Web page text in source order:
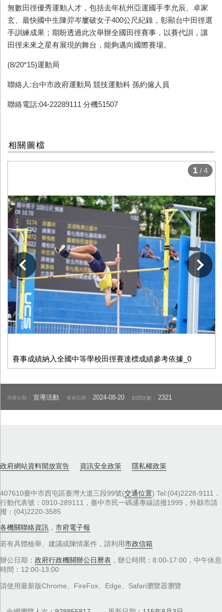
無數田徑優秀運動人才，包括去年杭州亞運國手李允辰、卓家
玄、最快國中生陳羿岑屢破女子400公尺紀錄，彰顯台中田徑選
手訓練成果；期盼透過此次舉辦全國田徑賽事，以賽代訓，讓
田徑未來之星有展現的舞台，能夠邁向國際賽場。
(8/20*15)運動局
聯絡人:台中市政府運動局 競技運動科 孫約僱人員
聯絡電話:04-22289111 分機51507
相關圖檔
賽事成績納入全國中等學校田徑賽達標成績參考依據_0
下一張
1 / 4
市府分類：宣導活動 發布日期：2024-08-20 點閱次數：2321
政府網站資料開放宣告 資訊安全政策 隱私權政策
407610臺中市西屯區臺灣大道三段99號(交通位置) Tel:(04)2228-9111．
行動代表號：0910-289111，臺中市民一碼通專線請撥1999，外縣市請
撥：(04)2220-3585
各機關聯絡資訊 ， 市府電子報
若有具體檢舉、建議或陳情案件，請利用市政信箱
辦公日期： 政府行政機關辦公日曆表 ，辦公時間：8:00-17:00，中午休息
時間：12:00-13:00
請使用最新版Chrome、FireFox、Edge、Safari瀏覽器瀏覽